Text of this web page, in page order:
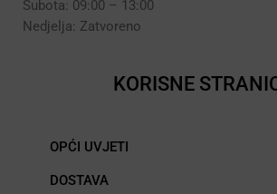
Subota: 09:00 – 13:00
Nedjelja: Zatvoreno
KORISNE
OPĆI UVJETI
DOSTAVA